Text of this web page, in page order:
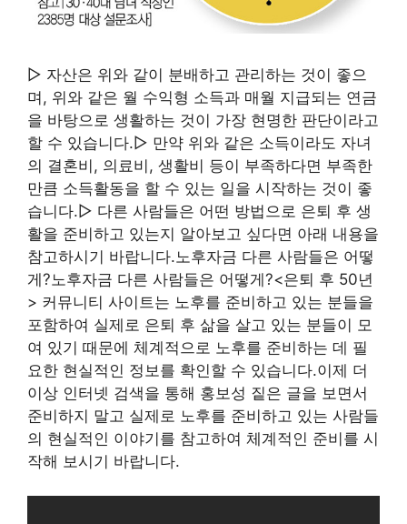
▷ 자산은 위와 같이 분배하고 관리하는 것이 좋으
며, 위와 같은 월 수익형 소득과 매월 지급되는 연금
을 바탕으로 생활하는 것이 가장 현명한 판단이라고
할 수 있습니다.▷ 만약 위와 같은 소득이라도 자녀
의 결혼비, 의료비, 생활비 등이 부족하다면 부족한
만큼 소득활동을 할 수 있는 일을 시작하는 것이 좋
습니다.▷ 다른 사람들은 어떤 방법으로 은퇴 후 생
활을 준비하고 있는지 알아보고 싶다면 아래 내용을
참고하시기 바랍니다.노후자금 다른 사람들은 어떻
게?노후자금 다른 사람들은 어떻게?<은퇴 후 50년
> 커뮤니티 사이트는 노후를 준비하고 있는 분들을
포함하여 실제로 은퇴 후 삶을 살고 있는 분들이 모
여 있기 때문에 체계적으로 노후를 준비하는 데 필
요한 현실적인 정보를 확인할 수 있습니다.이제 더
이상 인터넷 검색을 통해 홍보성 짙은 글을 보면서
준비하지 말고 실제로 노후를 준비하고 있는 사람들
의 현실적인 이야기를 참고하여 체계적인 준비를 시
작해 보시기 바랍니다.